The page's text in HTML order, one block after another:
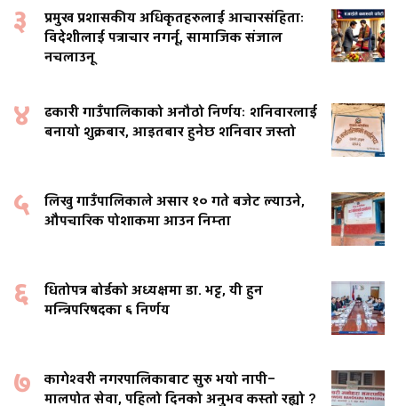
३
प्रमुख प्रशासकीय अधिकृतहरुलाई आचारसंहिताः
विदेशीलाई पत्राचार नगर्नू, सामाजिक संजाल
नचलाउनू
४
ढकारी गाउँपालिकाको अनौठो निर्णयः शनिवारलाई
बनायो शुक्रबार, आइतबार हुनेछ शनिवार जस्तो
५
लिखु गाउँपालिकाले असार १० गते बजेट ल्याउने,
औपचारिक पोशाकमा आउन निम्ता
६
धितोपत्र बोर्डको अध्यक्षमा डा. भट्ट, यी हुन
मन्त्रिपरिषदका ६ निर्णय
७
कागेश्वरी नगरपालिकाबाट सुरु भयो नापी–
मालपोत सेवा, पहिलो दिनको अनुभव कस्तो रह्यो ?